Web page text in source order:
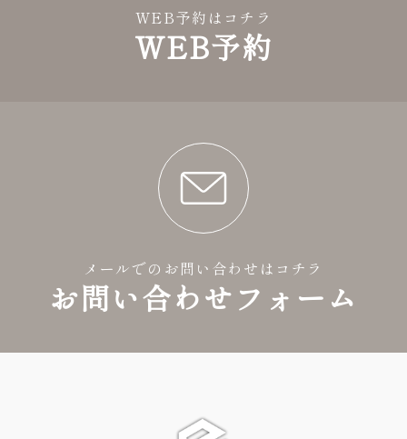
WEB予約はコチラ
WEB予約
メールでのお問い合わせはコチラ
お問い合わせフォーム